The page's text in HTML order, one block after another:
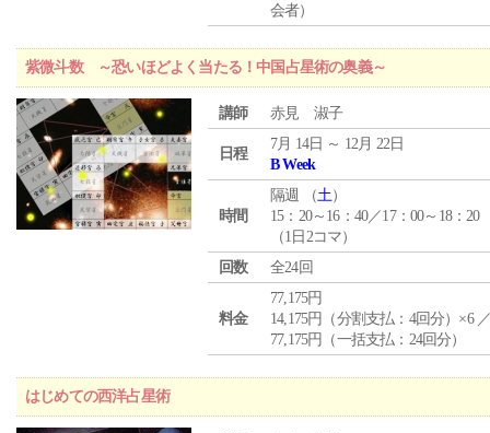
会者）
紫微斗数 ～恐いほどよく当たる！中国占星術の奥義～
講師 赤見 淑子
日程
7月 14日 ～ 12月 22日
B Week
時間
隔週 （土）
15：20～16：40／17：00～18：20
（1日2コマ）
回数
全24回
料金
77,175円
14,175円（分割支払：4回分）×6
77,175円（一括支払：24回分）
はじめての西洋占星術